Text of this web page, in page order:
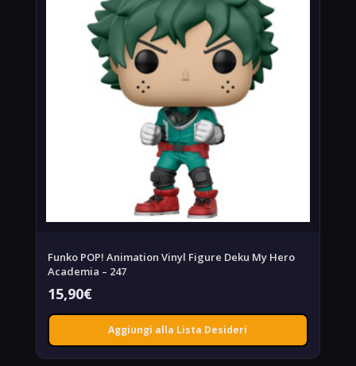
Funko POP! Animation Vinyl Figure Deku My Hero
Academia – 247
15,90€
Aggiungi alla Lista Desideri